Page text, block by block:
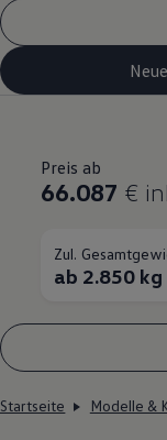
Preis ab
66.087 €
Zul.
ab 2.850 kg
Startseite Modelle &